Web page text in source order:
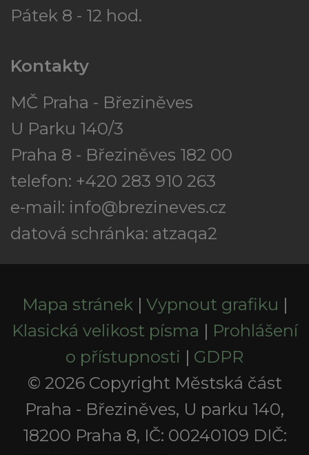
Pátek 8 - 12 hod.
Kontakty
MČ Praha - Březiněves
U Parku 140/3
Praha 8 - Březiněves 182 00
telefon: +420 283 910 263
e-mail: info@brezineves.cz
datová schránka: atzaqa2
Mapa stránek| Vypnout grafiku |
Klasická velikost písma | Prohlášení
o přístupnosti | GDPR
© 2026 Copyright Městská část
Praha - Březiněves, U parku 140,
18200 Praha 8, IČ: 00240109 DIČ: